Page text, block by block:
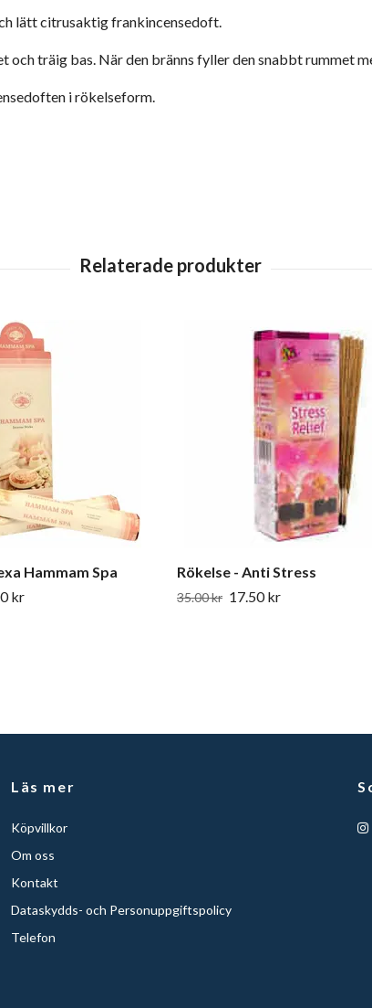
lätt citrusaktig frankincensedoft.
träig bas. När den bränns fyller den snabbt rummet
i rökelseform.
Hammam Spa
kr
Rökelse - Anti Stress
35.00 kr 17.50 kr
Läs mer
Köpvillkor
Om oss
Kontakt
Dataskydds- och Personuppgiftspolicy
Telefon